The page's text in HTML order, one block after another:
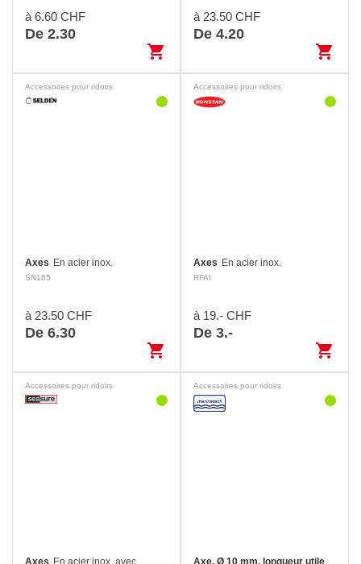
à 6.60 CHF
De 2.30
shopping_cart
à 23.50 CHF
De 4.20
shopping_cart
Accessoires pour ridoirs
Axes En acier inox.
SN165
à 23.50 CHF
De 6.30
shopping_cart
Accessoires pour ridoirs
Axes En acier inox.
RFAI
à 19.- CHF
De 3.-
shopping_cart
Accessoires pour ridoirs Accessoires pour ridoirs